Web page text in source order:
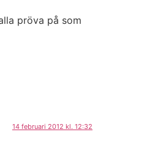
pröva på som
14 februari 2012 kl. 12:32